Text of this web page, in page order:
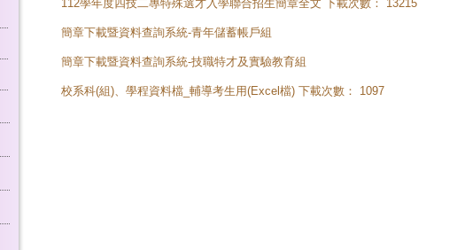
112學年度四技二專特殊選才入學聯合招生簡章全文 下載次數： 13215
簡章下載暨資料查詢系統-青年儲蓄帳戶組
簡章下載暨資料查詢系統-技職特才及實驗教育組
校系科(組)、學程資料檔_輔導考生用(Excel檔) 下載次數： 1097